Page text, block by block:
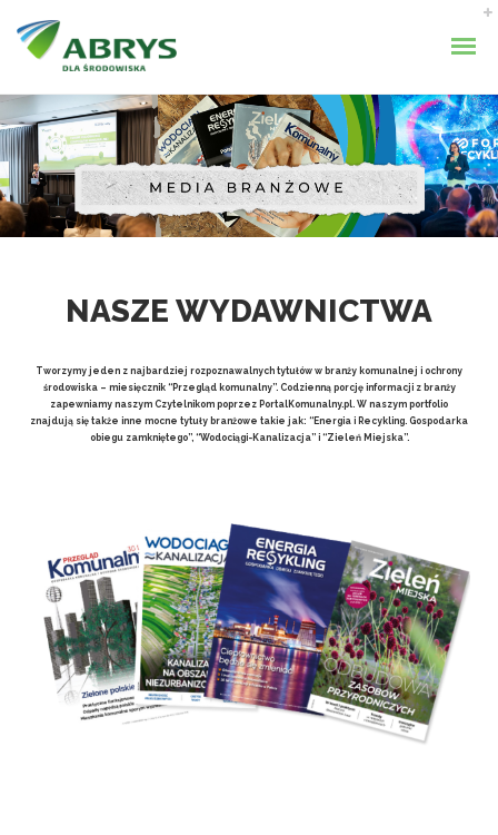
NASZE WYDAWNICTWA
Tworzymy jeden z najbardziej rozpoznawalnych tytułów w branży komunalnej i ochrony
środowiska – miesięcznik “Przegląd komunalny”​. Codzienną porcję informacji z branży
zapewniamy naszym Czytelnikom poprzez PortalKomunalny.pl. W naszym portfolio
znajdują się także inne mocne tytuły branżowe takie jak: “Energia i Recykling. Gospodarka
obiegu zamkniętego”, “Wodociągi-Kanalizacja”​ i “Zieleń Miejska”​.